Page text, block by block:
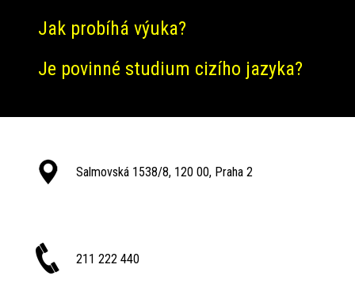
Jak probíhá výuka?
Je povinné studium cizího jazyka?
Salmovská 1538/8, 120 00, Praha 2
211 222 440